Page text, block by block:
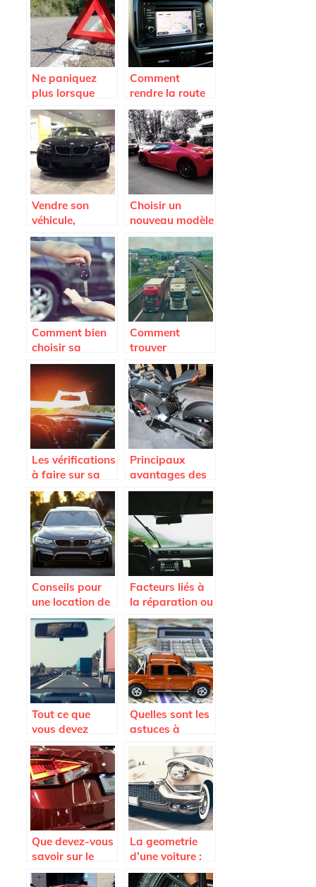
Ne paniquez
plus lorsque
vous tombez en
panne; appelez
la fourrière
Comment
rendre la route
agréable ?
Vendre son
véhicule,
comment faire ?
Choisir un
nouveau modèle
de voiture.
Comment bien
choisir sa
voiture ?
Comment
trouver
facilement les
pièces
détachées de
son camion
Iveco ?
Les vérifications
à faire sur sa
voiture pour un
long trajet.
Principaux
avantages des
motos
Conseils pour
une location de
voiture en
Martinique
Facteurs liés à
la réparation ou
au
remplacement
du pare-brise
Tout ce que
vous devez
savoir avant
l’achat d’un
pare-brise de
voiture
Quelles sont les
astuces à
connaître pour
payer le moins
cher possible
son assurance
auto ?
Que devez-vous
savoir sur le
Seat Arona ?
La geometrie
d’une voiture :
quand et